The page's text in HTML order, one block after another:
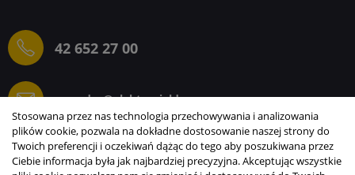
42 652 27 00
sprzedaz@elektrogielda.com
ELEKTROGIEŁDA SZ.ŻACZKIEWICZ; M.KARLIŃSKI
Stosowana przez nas technologia przechowywania i analizowania
plików cookie, pozwala na dokładne dostosowanie naszej strony do
Twoich preferencji i oczekiwań dążąc do tego aby poszukiwana przez
Ciebie informacja była jak najbardziej precyzyjna. Akceptując wszystkie